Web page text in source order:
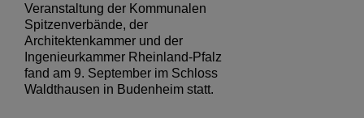
Veranstaltung der Kommunalen
Spitzenverbände, der
Architektenkammer und der
Ingenieurkammer Rheinland-Pfalz
fand am 9. September im Schloss
Waldthausen in Budenheim statt.